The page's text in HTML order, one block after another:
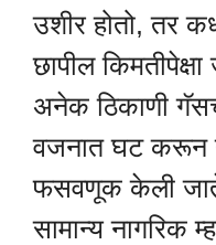
उशीर होतो, तर
छापील
अनेक ठिकाणी
वजनात घट करून
फसवणूक केली
सामान्य नागरिक